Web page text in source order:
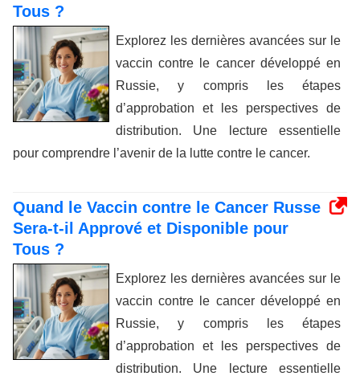
Tous ?
Explorez les dernières avancées sur le
vaccin contre le cancer développé en
Russie, y compris les étapes
d’approbation et les perspectives de
distribution. Une lecture essentielle
pour comprendre l’avenir de la lutte contre le cancer.
Quand le Vaccin contre le Cancer Russe
Sera-t-il Apprové et Disponible pour
Tous ?
Explorez les dernières avancées sur le
vaccin contre le cancer développé en
Russie, y compris les étapes
d’approbation et les perspectives de
distribution. Une lecture essentielle